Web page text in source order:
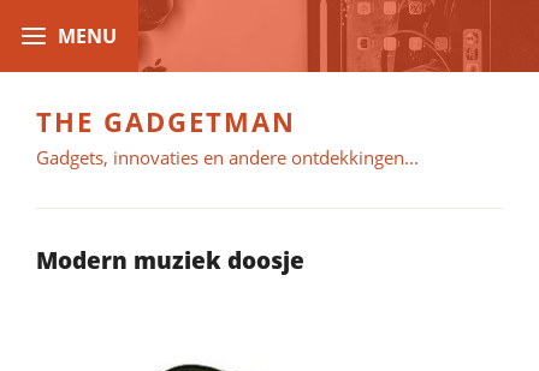
THE GADGETMAN
Gadgets, innovaties en andere ontdekkingen...
Modern muziek doosje